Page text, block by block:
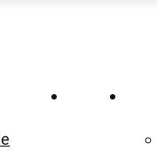
Proiecte